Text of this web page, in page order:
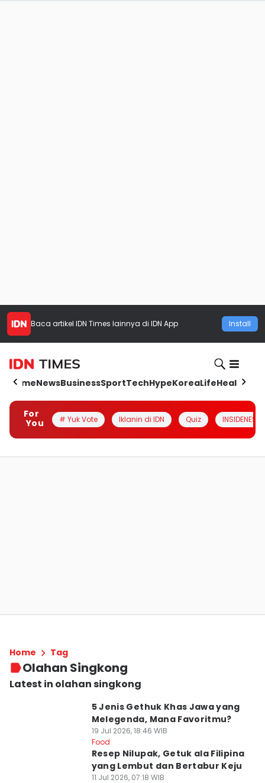
Baca artikel IDN Times lainnya di IDN App Install
HomeNewsBusinessSportTechHypeKoreaLifeHealth
For
You
# Yuk Vote Iklanin di IDN Quiz INSIDENESIA
Home Tag
Olahan Singkong
Latest in olahan singkong
5 Jenis Gethuk Khas Jawa yang
Melegenda, Mana Favoritmu?
19 Jul 2026, 18:46 WIB
Food
Resep Nilupak, Getuk ala Filipina
yang Lembut dan Bertabur Keju
11 Jul 2026, 07:18 WIB